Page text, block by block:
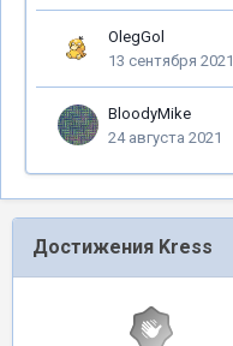
OlegGol
13 сентября 2021
BloodyMike
24 августа 2021
Достижения Kress